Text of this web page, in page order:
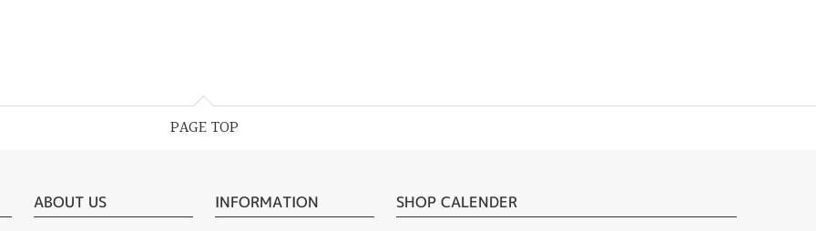
PAGE TOP
ABOUT US INFORMATION SHOP CALENDER